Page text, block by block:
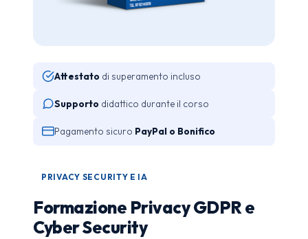
Attestato di superamento incluso
Supporto didattico durante il corso
Pagamento sicuro PayPal o Bonifico
PRIVACY SECURITY E IA
Formazione Privacy GDPR e
Cyber Security